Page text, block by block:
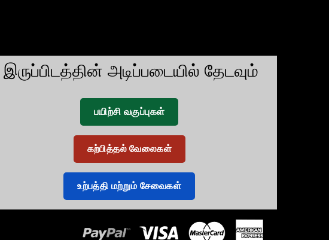
இருப்பிடத்தின் அடிப்படையில் தேடவும்
பயிற்சி வகுப்புகள்
கற்பித்தல் வேலைகள்
உற்பத்தி மற்றும் சேவைகள்